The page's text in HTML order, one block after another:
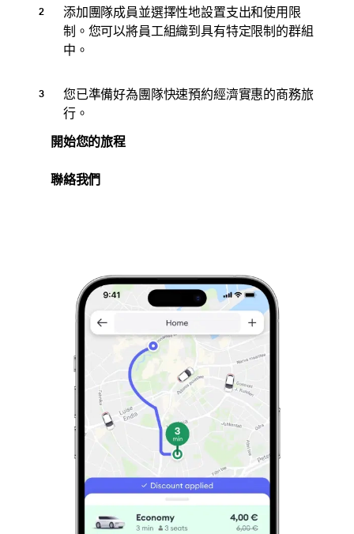
添加團隊成員並選擇性地設置支出和使用限
制。您可以將員工組織到具有特定限制的群組
中。
您已準備好為團隊快速預約經濟實惠的商務旅
行。
開始您的旅程
聯絡我們